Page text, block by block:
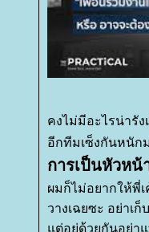
คงไม่มีอะไรน่ารัง
อีกทีมเซ็งกันหนัก
การเป็นหัวหน้
ผมก็ไม่อยากให้พี่
วางเฉยซะ อย่าเ
ต่อยู่ด้วยกันอย่า